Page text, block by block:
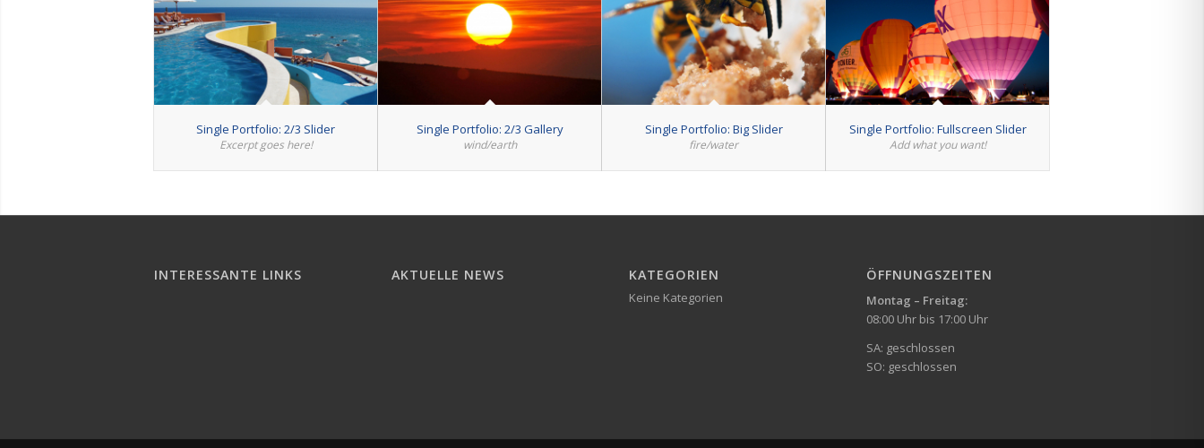
Single Portfolio: 2/3 Slider
Excerpt goes here!
Single Portfolio: 2/3 Gallery
wind/earth
Single Portfolio: Big Slider
fire/water
Single Portfolio: Fullscreen Slider
Add what you want!
INTERESSANTE LINKS AKTUELLE NEWS KATEGORIEN
Keine Kategorien
ÖFFNUNGSZEITEN
Montag – Freitag:
08:00 Uhr bis 17:00 Uhr
SA: geschlossen
SO: geschlossen